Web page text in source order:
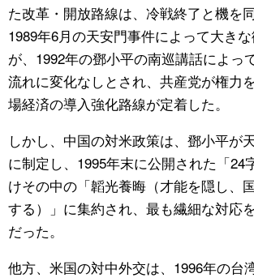
た改革・開放路線は、冷戦終了と機を
1989年6月の天安門事件によって大き
が、1992年の鄧小平の南巡講話によっ
流れに変化なしとされ、共産党が権力
場経済の導入強化路線が定着した。
しかし、中国の対米政策は、鄧小平が
に制定し、1995年末に公開された「24
けその中の「韜光養晦（才能を隠し、
する）」に集約され、最も繊細な対応
だった。
他方、米国の対中外交は、1996年の台